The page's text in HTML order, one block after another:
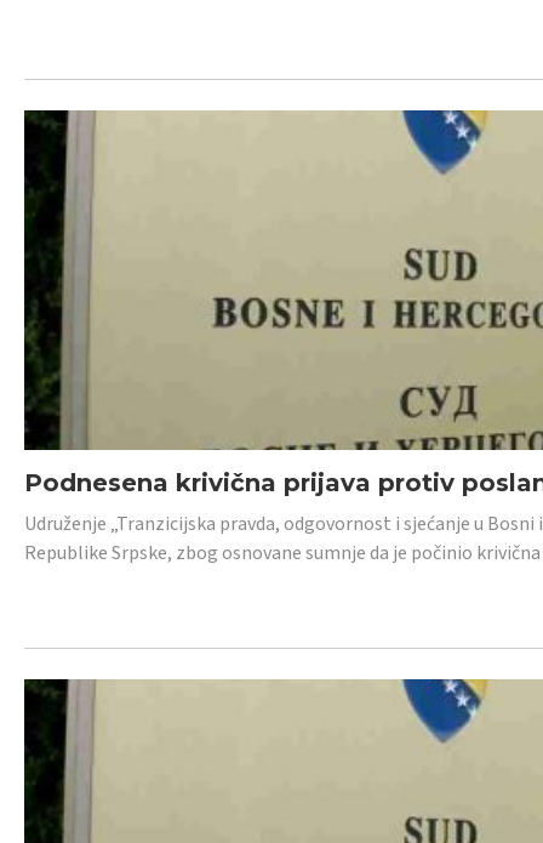
Podnesena krivična prijava protiv
Udruženje „Tranzicijska pravda, odgovornost i sjećanje u
Republike Srpske, zbog osnovane sumnje da je počinio